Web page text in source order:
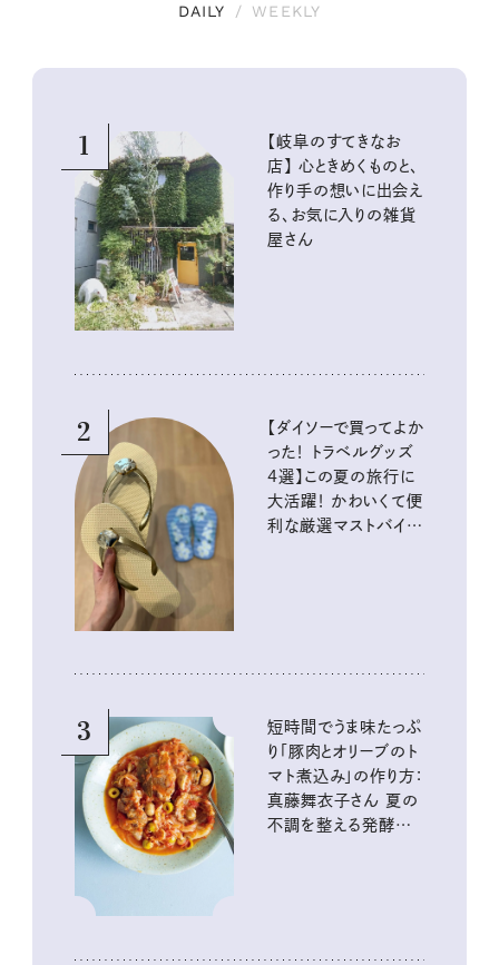
DAILY / WEEKLY
1
【岐阜のすてきなお
店】 心ときめくものと、
作り手の想いに出会え
る、お気に入りの雑貨
屋さん
2
【ダイソーで買ってよか
った！ トラベルグッズ
4選】この夏の旅行に
大活躍！ かわいくて便
利な厳選マストバイア
3
短時間でうま味たっぷ
り「豚肉とオリーブのト
マト煮込み」の作り方：
真藤舞衣子さん 夏の
不調を整える発酵レ